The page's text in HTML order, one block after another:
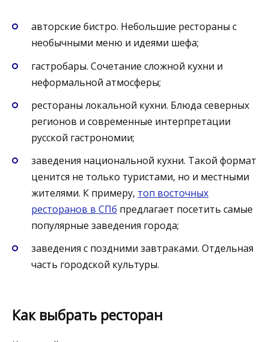
авторские бистро. Небольшие рестораны с
необычными меню и идеями шефа;
гастробары. Сочетание сложной кухни и
неформальной атмосферы;
рестораны локальной кухни. Блюда северных
регионов и современные интерпретации
русской гастрономии;
заведения национальной кухни. Такой формат
ценится не только туристами, но и местными
жителями. К примеру, топ восточных
ресторанов в СПб предлагает посетить самые
популярные заведения города;
заведения с поздними завтраками. Отдельная
часть городской культуры.
Как выбрать ресторан